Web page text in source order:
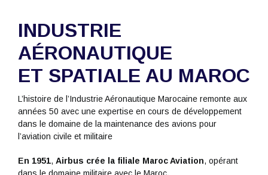
INDUSTRIE
AÉRONAUTIQUE
ET SPATIALE AU MAROC
L’histoire de l’Industrie Aéronautique Marocaine remonte aux
années 50 avec une expertise en cours de développement
dans le domaine de la maintenance des avions pour
l’aviation civile et militaire
En 1951, Airbus crée la filiale Maroc Aviation, opérant
dans le domaine militaire avec le Maroc.